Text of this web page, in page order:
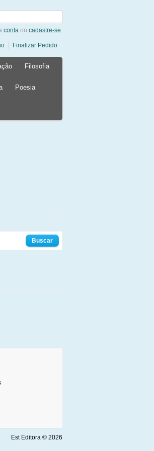
conta ou cadastre-se.
Finalizar Pedido
Filosofia
Poesia
Est Editora © 2026